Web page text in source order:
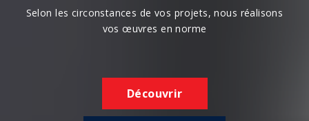
Selon les circonstances de vos projets, nous réalisons
vos œuvres en norme
Découvrir